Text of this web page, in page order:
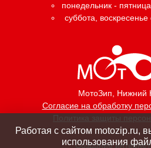
МотоЗип, Нижний
Согласие на обработку
Политика защиты
понедельник -
суббота,
Создание
Работая с сайтом motozip.ru,
использования